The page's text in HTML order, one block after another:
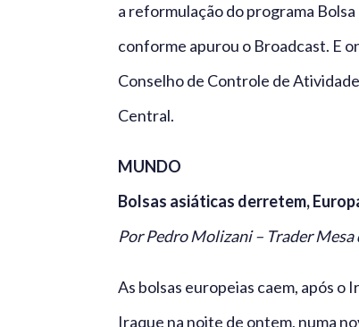
a reformulação do programa
conforme apurou o Broadcast. E
Conselho de Controle de
Central.
MUNDO
Bolsas asiáticas derretem,
Por Pedro Molizani – Trader Mesa
As bolsas europeias caem, após o
Iraque na noite de ontem, numa